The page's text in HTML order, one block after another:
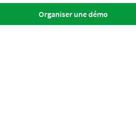
Organiser une démo